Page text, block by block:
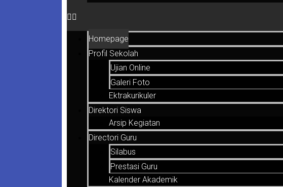
Homepage
Profil Sekolah
Ujian Online
Galeri Foto
Ektrakurikuler
Direktori Siswa
Arsip Kegiatan
Directori Guru
Silabus
Prestasi Guru
Kalender Akademik